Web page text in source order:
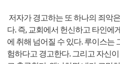
저자가 경고하는 또 하나의 죄악
다. 즉, 교회에서 헌신하고 타인에
에 취해 넘어질 수 있다. 루이스는
험하다고 경고한다. 그리고 자신